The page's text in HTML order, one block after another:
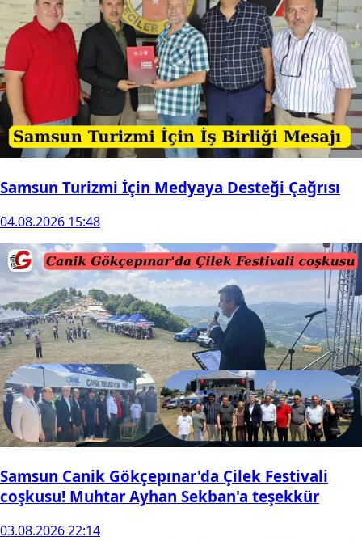
Samsun Turizmi İçin Medyaya Desteği Çağrısı
04.08.2026 15:48
Samsun Canik Gökçepınar'da Çilek Festivali
coşkusu! Muhtar Ayhan Sekban'a teşekkür
03.08.2026 22:14